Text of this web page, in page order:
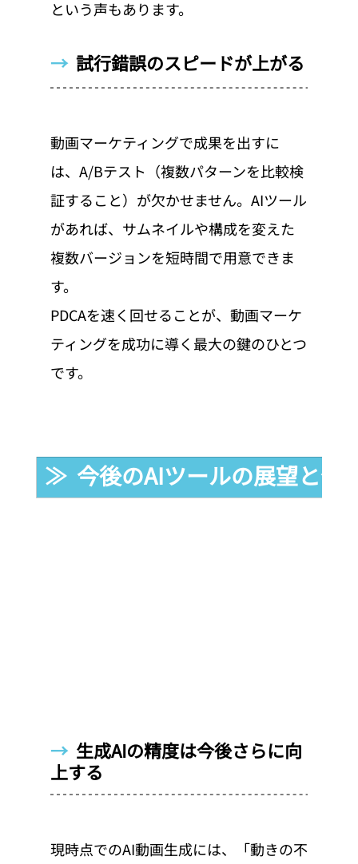
という声もあります。
→ 試行錯誤のスピードが上がる
動画マーケティングで成果を出すに
は、A/Bテスト（複数パターンを比較検
証すること）が欠かせません。AIツール
があれば、サムネイルや構成を変えた
複数バージョンを短時間で用意できま
す。
PDCAを速く回せることが、動画マーケ
ティングを成功に導く最大の鍵のひとつ
です。
≫  今後のAIツールの展望と企
→ 生成AIの精度は今後さらに向
上する
現時点でのAI動画生成には、「動きの不